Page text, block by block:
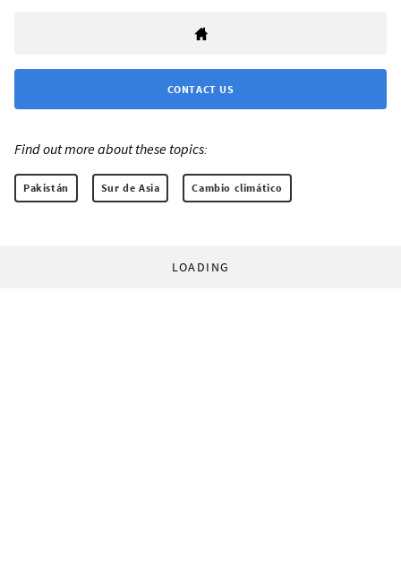
CONTACT US
Find out more about these topics:
Pakistán Sur de Asia Cambio climático
LOADING